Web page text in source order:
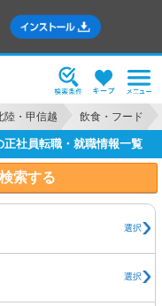
陸・甲信越 飲食・フード
社員転職・就職情報一覧
索する
選択
選択